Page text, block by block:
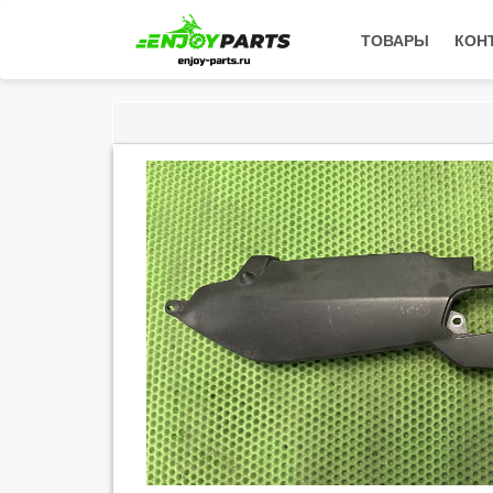
ТОВАРЫ